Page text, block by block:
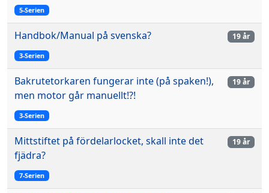
5-Serien
Handbok/Manual på svenska?
3-Serien
19 år
Bakrutetorkaren fungerar inte (på spaken!),
men motor går manuellt!?!
3-Serien
19 år
Mittstiftet på fördelarlocket, skall inte det
fjädra?
7-Serien
19 år